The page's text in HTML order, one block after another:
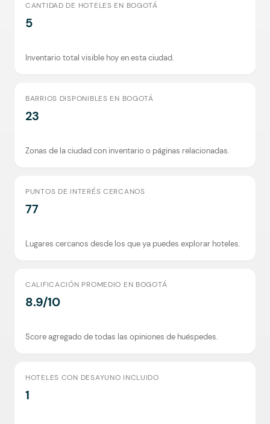
CANTIDAD DE HOTELES EN BOGOTÁ
5
Inventario total visible hoy en esta ciudad.
BARRIOS DISPONIBLES EN BOGOTÁ
23
Zonas de la ciudad con inventario o páginas relacionadas.
PUNTOS DE INTERÉS CERCANOS
77
Lugares cercanos desde los que ya puedes explorar hoteles.
CALIFICACIÓN PROMEDIO EN BOGOTÁ
8.9/10
Score agregado de todas las opiniones de huéspedes.
HOTELES CON DESAYUNO INCLUIDO
1